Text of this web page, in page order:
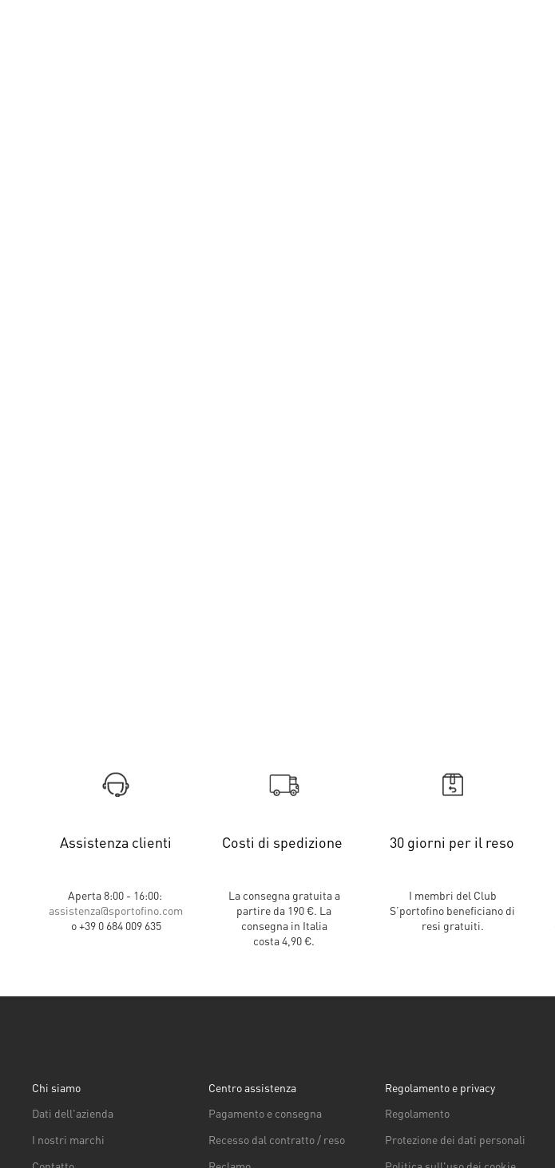
Assistenza clienti
Aperta 8:00 - 16:00:
assistenza@sportofino.com
o +39 0 684 009 635
Costi di spedizione
La consegna gratuita a
partire da 190 €. La
consegna in Italia
costa 4,90 €.
30 giorni per il reso
I membri del Club
S’portofino beneficiano di
resi gratuiti.
Chi siamo
Dati dell'azienda
I nostri marchi
Centro assistenza
Pagamento e consegna
Recesso dal contratto / reso
Regolamento e privacy
Regolamento
Protezione dei dati personali